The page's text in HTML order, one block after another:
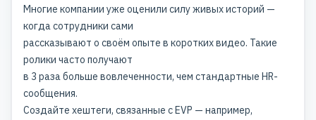
Многие компании уже оценили силу живых историй —
когда сотрудники сами
рассказывают о своём опыте в коротких видео. Такие
ролики часто получают
в 3 раза больше вовлеченности, чем стандартные HR-
сообщения.
Создайте хештеги, связанные с EVP — например,